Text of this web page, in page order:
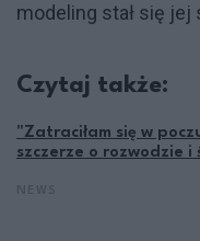
modeling stał się jej
Czytaj także:
"Zatraciłam się w
szczerze o rozwodzie i